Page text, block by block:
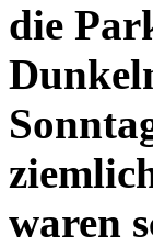
die
waren